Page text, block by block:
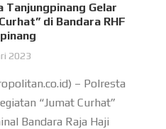
Tanjungpinang Gelar
di Bandara RHF
2023
– Polresta
“Jumat Curhat”
Bandara Raja Haji